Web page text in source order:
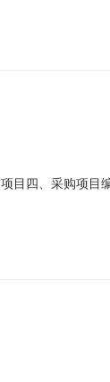
工费空调B包
目四、采购项目
口腔医院联系人